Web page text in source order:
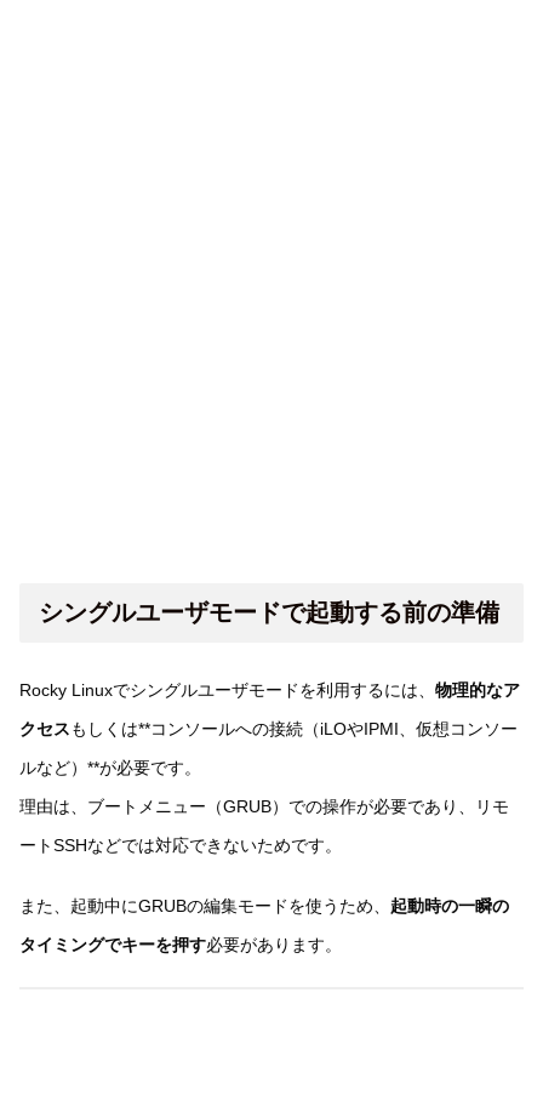
シングルユーザモードで起動する前の準備
Rocky Linuxでシングルユーザモードを利用するには、 物理的なア
クセスもしくは**コンソールへの接続（iLOやIPMI、仮想コンソー
ルなど）**が必要です。
理由は、ブートメニュー（GRUB）での操作が必要であり、リモ
ートSSHなどでは対応できないためです。
また、起動中にGRUBの編集モードを使うため、 起動時の一瞬の
タイミングでキーを押す必要があります。